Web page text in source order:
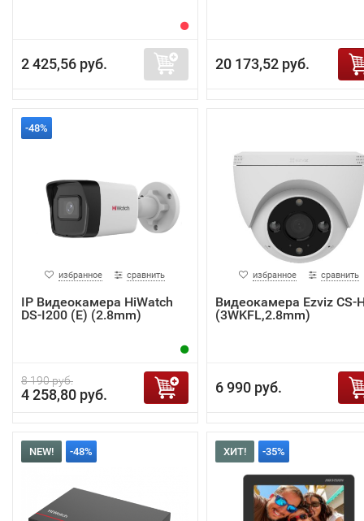
2 425,56 руб. 20 173,52 руб.
-48%
избранное сравнить
IP Видеокамера HiWatch
DS-I200 (E) (2.8mm)
8 190 руб.
4 258,80 руб.
избранное сравнить
Видеокамера Ezviz CS-
(3WKFL,2.8mm)
6 990 руб.
NEW! -48% ХИТ! -35%